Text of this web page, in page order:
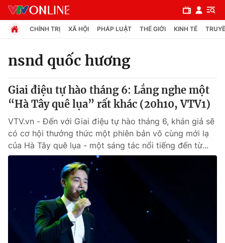
Chuyên mục
Chính trị
Xã hội
Pháp luật
Thế giới
CHÍNH TRỊ XÃ HỘI PHÁP LUẬT THẾ GIỚI KINH TẾ
nsnd quốc hương
Giai điệu tự hào tháng 6: Lắng nghe một
“Hà Tây quê lụa” rất khác (20h10, VTV1)
VTV.vn - Đến với Giai điệu tự hào tháng 6, khán giả sẽ
có cơ hội thưởng thức một phiên bản vô cùng mới lạ
của Hà Tây quê lụa - một sáng tác nổi tiếng đến từ...